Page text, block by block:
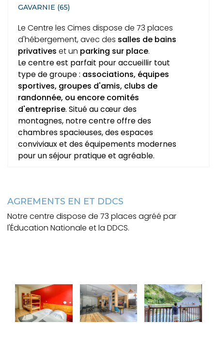
GAVARNIE (65)
Le Centre les Cimes dispose de 73 places
d'hébergement, avec des salles de bains
privatives et un parking sur place.
Le centre est parfait pour accueillir tout
type de groupe : associations, équipes
sportives, groupes d'amis, clubs de
randonnée, ou encore comités
d'entreprise. Situé au cœur des
montagnes, notre centre offre des
chambres spacieuses, des espaces
conviviaux et des équipements modernes
pour un séjour pratique et agréable.
AGREMENTS EN ET DDCS
Notre centre dispose de 73 places agréé par
l'Éducation Nationale et la DDCS.